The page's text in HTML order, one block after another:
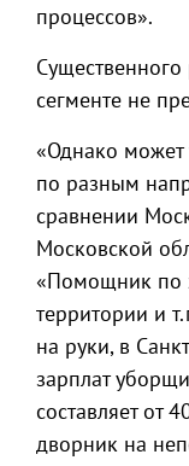
процессов».
сегменте не
«Однако может
по разным
сравнении
Московской
«Помощник по
территории и
на руки, в
зарплат
составляет от
дворник на